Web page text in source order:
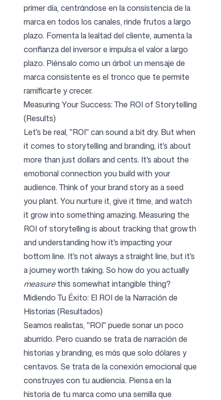
primer día, centrándose en la consistencia de la
marca en todos los canales, rinde frutos a largo
plazo. Fomenta la lealtad del cliente, aumenta la
confianza del inversor e impulsa el valor a largo
plazo. Piénsalo como un árbol: un mensaje de
marca consistente es el tronco que te permite
ramificarte y crecer.
Measuring Your Success: The ROI of Storytelling
(Results)
Let's be real, "ROI" can sound a bit dry. But when
it comes to storytelling and branding, it's about
more than just dollars and cents. It's about the
emotional connection you build with your
audience. Think of your brand story as a seed
you plant. You nurture it, give it time, and watch
it grow into something amazing. Measuring the
ROI of storytelling is about tracking that growth
and understanding how it's impacting your
bottom line. It's not always a straight line, but it's
a journey worth taking. So how do you actually
measurethis somewhat intangible thing?
Midiendo Tu Éxito: El ROI de la Narración de
Historias (Resultados)
Seamos realistas, "ROI" puede sonar un poco
aburrido. Pero cuando se trata de narración de
historias y branding, es más que solo dólares y
centavos. Se trata de la conexión emocional que
construyes con tu audiencia. Piensa en la
historia de tu marca como una semilla que